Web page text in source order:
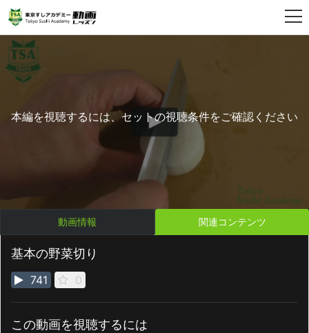
本編を視聴するには、セットの視聴条件をご確認ください
動画情報 関連コンテンツ
基本の野菜切り
741 0
この動画を視聴するには